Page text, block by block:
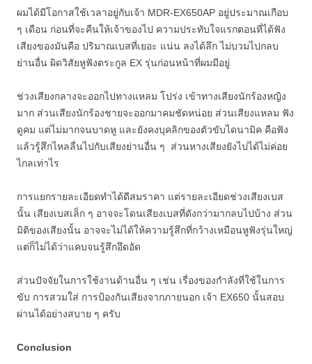
ผมได้มีโอกาสใช้เวลาอยู่กับเจ้า MDR-EX650AP อยู่ประมาณเกือบ
ๆ เดือน ก่อนที่จะคืนให้เจ้าของไป ความประทับใจแรกตอนที่ได้ฟัง
เสียงของมันคือ ปริมาณเบสที่เยอะ แน่น ลงได้ลึก ไม่บวมไปกลบ
ย่านอื่น ผิดวิสัยหูฟังตระกูล EX รุ่นก่อนหน้าที่ผมมีอยู่
ช่วงเสียงกลางจะออกไปทางแหลม โปร่ง เข้าทางเสียงนักร้องหญิง
มาก ส่วนเสียงนักร้องชายจะออกมาคมชัดหน่อย ส่วนเสียงแหลม ฟัง
ดูคม แต่ไม่มากจนบาดหู และยังคงบุคลิกของตัวขับไดนามิค คือฟัง
แล้วรู้สึกไหลลื่นไปกับเสียงย่านอื่น ๆ ส่วนหางเสียงยังไปได้ไม่ค่อย
ไกลเท่าไร
การแยกรายละเอียดทำได้ดีสมราคา แต่รายละเอียดช่วงเสียงเบส
นั้น เสียงเบสเล็ก ๆ อาจจะโดนเสียงเบสที่ดังกว่ามากลบไปบ้าง ส่วน
มิติของเสียงนั้น อาจจะไม่ได้ให้ความรู้สึกที่กว้างเหมือนหูฟังรุ่นใหญ่
แต่ก็ไม่ได้ว่าแคบจนรู้สึกอึดอัด
ส่วนปัจจัยในการใช้งานด้านอื่น ๆ เช่น เรื่องของกำลังที่ใช้ในการ
ขับ การสวมใส่ การป้องกันเสียงจากภายนอก เจ้า EX650 นั้นสอบ
ผ่านได้อย่างสบาย ๆ ครับ
Conclusion